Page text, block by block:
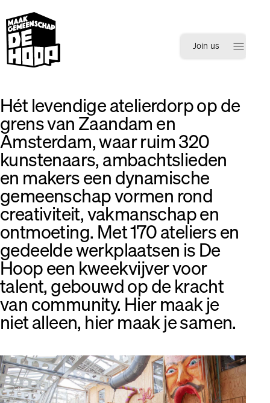
Join us menu
Inloggen Registreren
Hét levendige atelierdorp op de
grens van Zaandam en
Amsterdam, waar ruim 320
kunstenaars, ambachtslieden
en makers een dynamische
gemeenschap vormen rond
creativiteit, vakmanschap en
ontmoeting. Met 170 ateliers en
gedeelde werkplaatsen is De
Hoop een kweekvijver voor
talent, gebouwd op de kracht
van community. Hier maak je
niet alleen, hier maak je samen.